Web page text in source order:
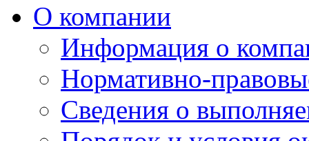
О компании
Информация о
Нормативно-
Сведения о